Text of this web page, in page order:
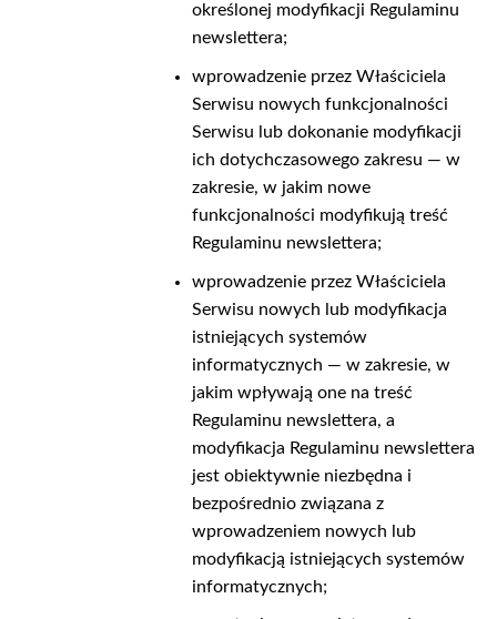
określonej modyfikacji Regulaminu
newslettera;
wprowadzenie przez Właściciela
Serwisu nowych funkcjonalności
Serwisu lub dokonanie modyfikacji
ich dotychczasowego zakresu — w
zakresie, w jakim nowe
funkcjonalności modyfikują treść
Regulaminu newslettera;
wprowadzenie przez Właściciela
Serwisu nowych lub modyfikacja
istniejących systemów
informatycznych — w zakresie, w
jakim wpływają one na treść
Regulaminu newslettera, a
modyfikacja Regulaminu newslettera
jest obiektywnie niezbędna i
bezpośrednio związana z
wprowadzeniem nowych lub
modyfikacją istniejących systemów
informatycznych;